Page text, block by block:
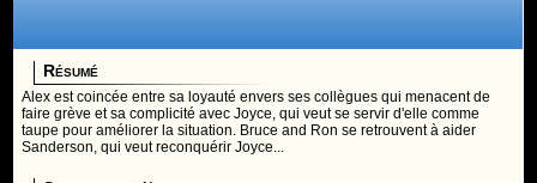
Résumé
Alex est coincée entre sa loyauté envers ses collègues qui menacent de
faire grève et sa complicité avec Joyce, qui veut se servir d'elle comme
taupe pour améliorer la situation. Bruce and Ron se retrouvent à aider
Sanderson, qui veut reconquérir Joyce...